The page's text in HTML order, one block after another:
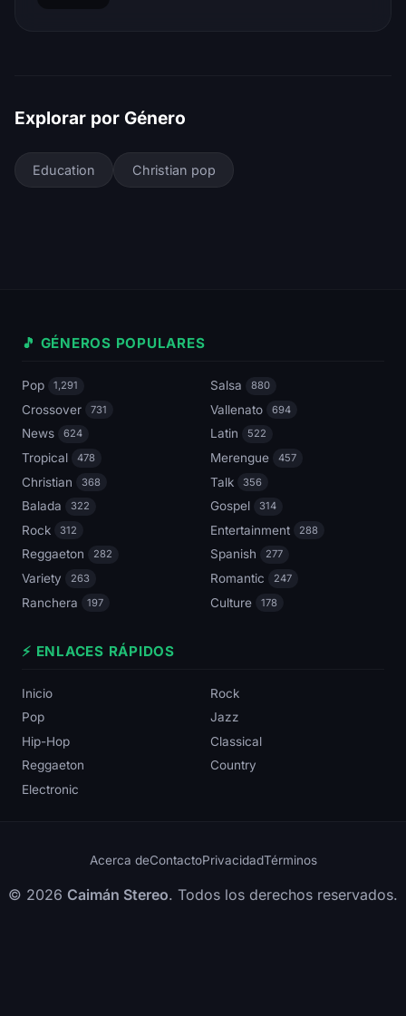
Explorar por Género
Education Christian pop
🎵 GÉNEROS POPULARES
Pop 1,291 Salsa 880
Crossover 731 Vallenato 694
News 624 Latin 522
Tropical 478 Merengue 457
Christian 368 Talk 356
Balada 322 Gospel 314
Rock 312 Entertainment 288
Reggaeton 282 Spanish 277
Variety 263 Romantic 247
Ranchera 197 Culture 178
⚡ ENLACES RÁPIDOS
Inicio
Rock
Pop
Jazz
Hip-Hop
Classical
Reggaeton
Country
Electronic
Acerca deContactoPrivacidadTérminos
© 2026 Caimán Stereo. Todos los derechos reservados.